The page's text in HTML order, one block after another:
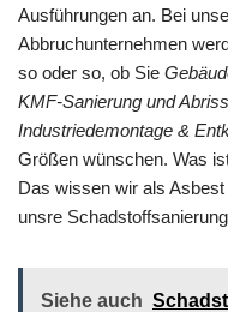
Ausführungen an. Bei
Abbruchunternehmen
so oder so, ob Sie
KMF-Sanierung und
Industriedemontage &
Größen wünschen. Was
Das wissen wir als
unsre
Siehe auch